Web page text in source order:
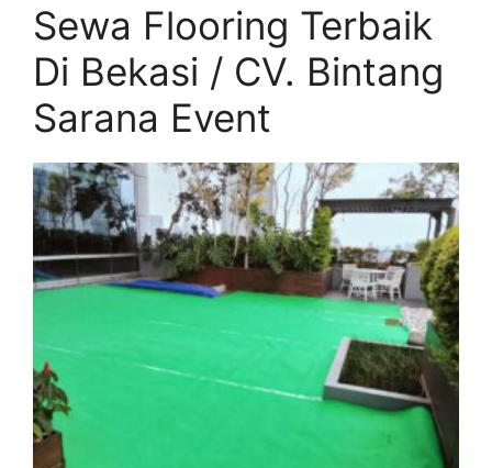
Sewa Flooring Terbaik
Di Bekasi / CV. Bintang
Sarana Event